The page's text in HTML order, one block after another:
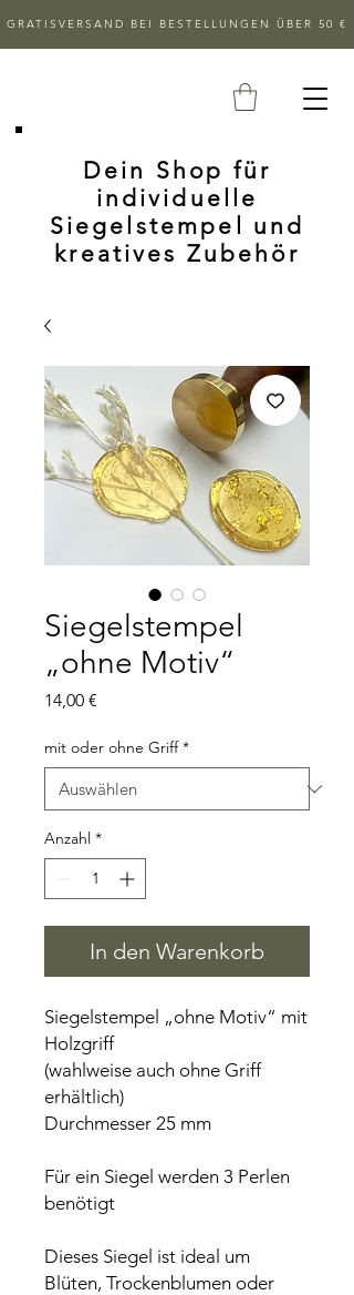
GRATISVERSAND BEI BESTELLUNGEN ÜBER 50 €
Dein Shop für
individuelle
Siegelstempel und
kreatives Zubehör
Siegelstempel
„ohne Motiv“
14,00 €
mit oder ohne Griff *
Anzahl *
In den Warenkorb
Siegelstempel „ohne Motiv“ mit
Holzgriff
(wahlweise auch ohne Griff
erhältlich)
Durchmesser 25 mm
Für ein Siegel werden 3 Perlen
benötigt
Dieses Siegel ist ideal um
Blüten, Trockenblumen oder